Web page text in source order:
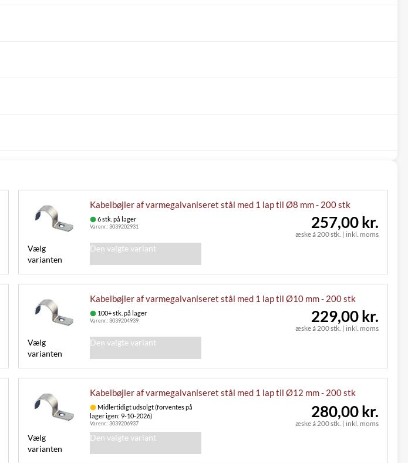
Kabelbøjler af varmegalvaniseret stål med 1 lap til Ø8 mm - 200 stk
6 stk. på lager
Varenr.:3039202931
æske á 200 stk. | inkl. moms
257,00 kr.
Vælg
varianten
Den valgte variant
Kabelbøjler af varmegalvaniseret stål med 1 lap til Ø10 mm - 200 stk
100+ stk. på lager
Varenr.:3039204939
æske á 200 stk. | inkl. moms
229,00 kr.
Vælg
varianten
Den valgte variant
Kabelbøjler af varmegalvaniseret stål med 1 lap til Ø12 mm - 200 stk
Midlertidigt udsolgt (forventes på
lager igen: 9-10-2026)
Varenr.:3039206937 æske á 200 stk. | inkl. moms
280,00 kr.
Vælg
varianten
Den valgte variant